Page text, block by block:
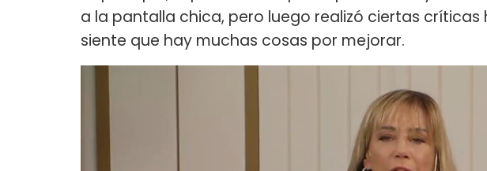
a la pantalla chica, pero luego realizó ciertas
siente que hay muchas cosas por mejorar.